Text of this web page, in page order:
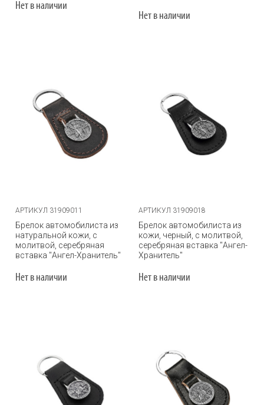
Нет в наличии
Нет в наличии
АРТИКУЛ 31909011
Брелок автомобилиста из
натуральной кожи, с
молитвой, серебряная
вставка "Ангел-Хранитель"
Нет в наличии
АРТИКУЛ 31909018
Брелок автомобилиста из
кожи, черный, с молитвой,
серебряная вставка "Ангел-
Хранитель"
Нет в наличии